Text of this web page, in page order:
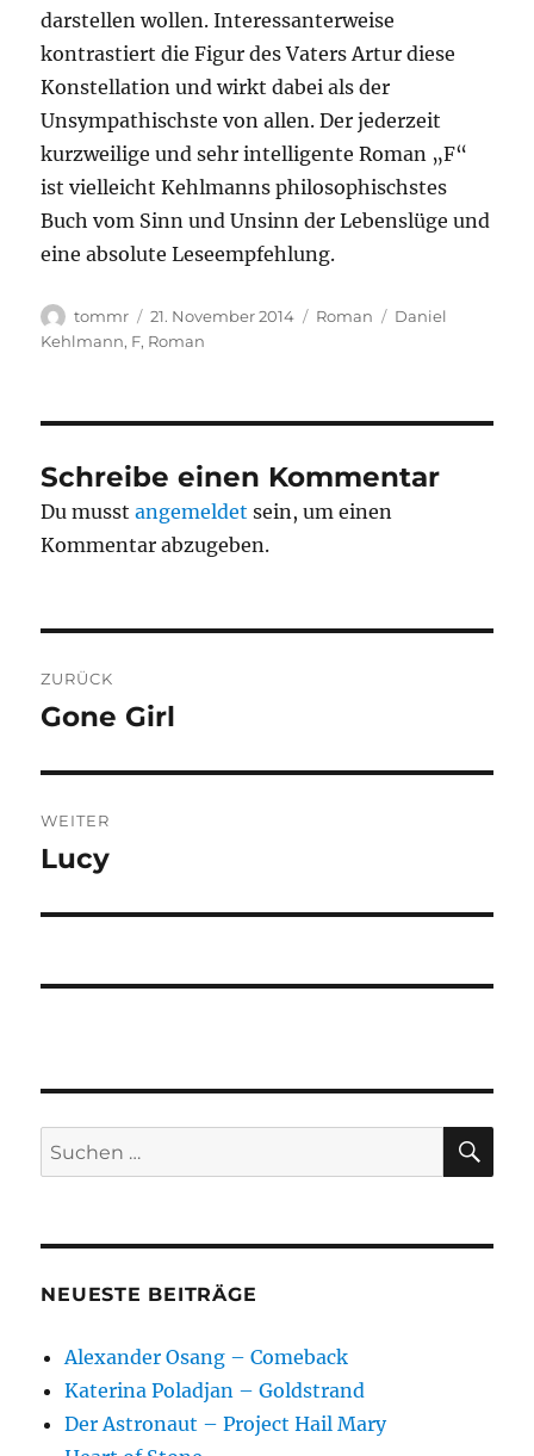
darstellen wollen. Interessanterweise
kontrastiert die Figur des Vaters Artur diese
Konstellation und wirkt dabei als der
Unsympathischste von allen. Der jederzeit
kurzweilige und sehr intelligente Roman „F“
ist vielleicht Kehlmanns philosophischstes
Buch vom Sinn und Unsinn der Lebenslüge und
eine absolute Leseempfehlung.
Autor
tommr
Veröffentlicht
am
21. November 2014 Kategorien
Roman Schlagwörter
Daniel
Kehlmann, F, Roman
Schreibe einen Kommentar
Du musstangemeldet sein, um einen
Kommentar abzugeben.
ZURÜCK
Vorheriger
Gone Girl
WEITER
Nächster
Lucy
Suchen
nach:
NEUESTE BEITRÄGE
Alexander Osang – Comeback
Katerina Poladjan – Goldstrand
Der Astronaut – Project Hail Mary